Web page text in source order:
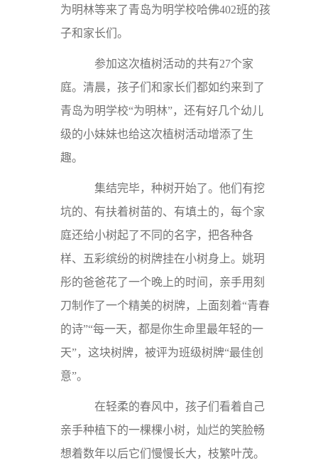
为明林等来了青岛为明学校哈佛402班的孩
子和家长们。
参加这次植树活动的共有27个家
庭。清晨，孩子们和家长们都如约来到了
青岛为明学校“为明林”，还有好几个幼儿
级的小妹妹也给这次植树活动增添了生
趣。
集结完毕，种树开始了。他们有挖
坑的、有扶着树苗的、有填土的，每个家
庭还给小树起了不同的名字，把各种各
样、五彩缤纷的树牌挂在小树身上。姚玥
彤的爸爸花了一个晚上的时间，亲手用刻
刀制作了一个精美的树牌，上面刻着“青春
的诗”“每一天，都是你生命里最年轻的一
天”，这块树牌，被评为班级树牌“最佳创
意”。
在轻柔的春风中，孩子们看着自己
亲手种植下的一棵棵小树，灿烂的笑脸畅
想着数年以后它们慢慢长大，枝繁叶茂。